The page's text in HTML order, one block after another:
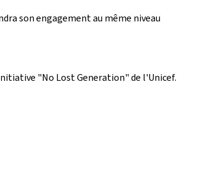
son engagement au même niveau
"No Lost Generation" de l'Unicef.